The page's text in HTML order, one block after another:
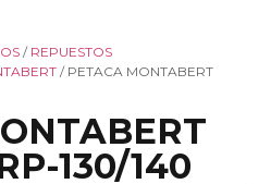
/ REPUESTOS
/ PETACA MONTABERT
130/140